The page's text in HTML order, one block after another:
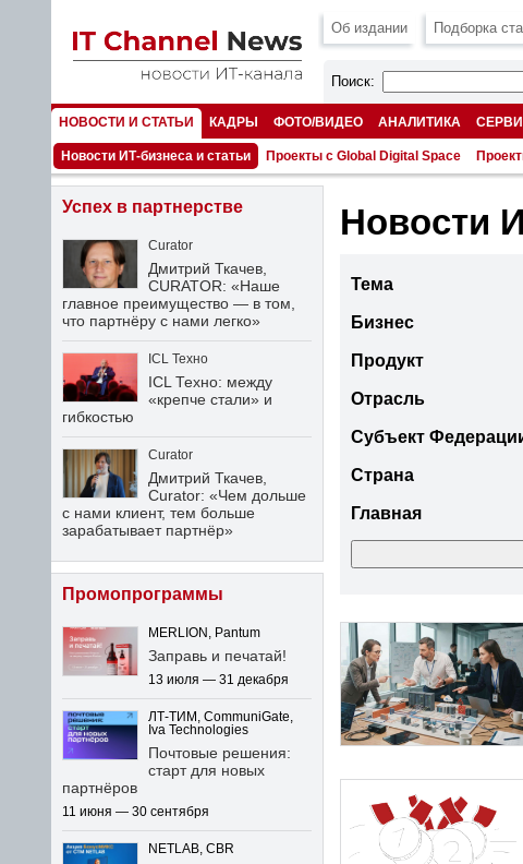
Об издании Подборка
Поиск:
НОВОСТИ И СТАТЬИ КАДРЫ ФОТО/ВИДЕО АНАЛИТИКА
НОМЕРА
Новости ИТ-бизнеса и статьи Проекты с Global Digital Space
Новости
Тема
Бизнес
Продукт
Отрасль
Субъект
Страна
Главная
Успех в партнерстве
Curator
Дмитрий Ткачев,
CURATOR: «Наше
главное преимущество — в том,
что партнёру с нами легко»
ICL Техно
ICL Техно: между
«крепче стали» и
гибкостью
Curator
Дмитрий Ткачев,
Curator: «Чем дольше
с нами клиент, тем больше
зарабатывает партнёр»
Промопрограммы
MERLION, Pantum
Заправь и печатай!
13 июля — 31 декабря
ЛТ-ТИМ, CommuniGate,
Iva Technologies
Почтовые решения:
старт для новых
партнёров
11 июня — 30 сентября
NETLAB, CBR